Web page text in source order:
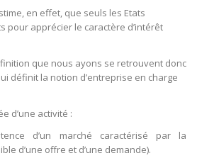
en effet, que seuls les Etats
pour apprécier le caractère d’intérêt
que nous ayons se retrouvent donc
définit la notion d’entreprise en charge
d’une activité :
d’un marché caractérisé par la
d’une offre et d’une demande).